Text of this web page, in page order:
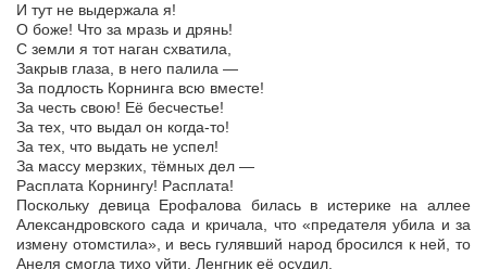
И тут не выдержала я!
О боже! Что за мразь и дрянь!
С земли я тот наган схватила,
Закрыв глаза, в него палила —
За подлость Корнинга всю вместе!
За честь свою! Её бесчестье!
За тех, что выдал он когда-то!
За тех, что выдать не успел!
За массу мерзких, тёмных дел —
Расплата Корнингу! Расплата!
Поскольку девица Ерофалова билась в истерике на аллее
Александровского сада и кричала, что «предателя убила и за
измену отомстила», и весь гулявший народ бросился к ней, то
Анеля смогла тихо уйти. Ленгник её осудил.